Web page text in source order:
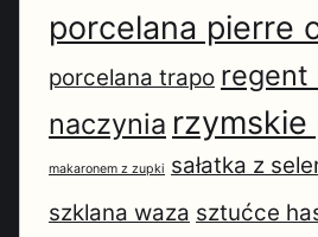
porcelana pierre
porcelana trapo regent
naczynia rzymskie
makaronem z zupki sałatka z
szklana waza sztućce